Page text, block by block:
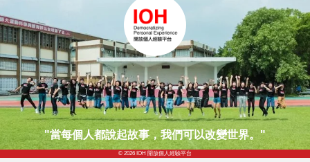
"當每個人都說起故事，我們可以改變世界。"
© 2026 IOH 開放個人經驗平台